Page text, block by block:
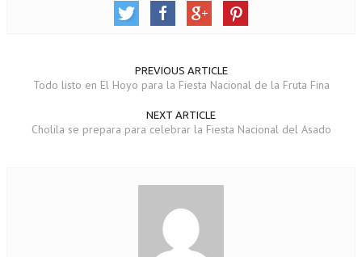
PREVIOUS ARTICLE
Todo listo en El Hoyo para la Fiesta Nacional de la Fruta Fina
NEXT ARTICLE
Cholila se prepara para celebrar la Fiesta Nacional del Asado